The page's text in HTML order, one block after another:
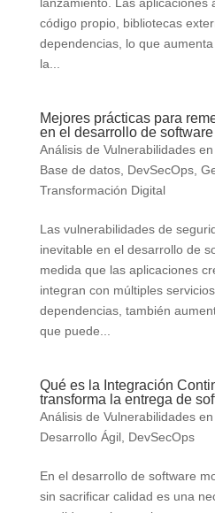
código propio, bibliotecas
dependencias, lo que
la...
Mejores prácticas para
en el desarrollo de software
Análisis de Vulnerabilidades
Base de datos, DevSecOps,
Transformación Digital
Las vulnerabilidades de
inevitable en el desarrollo de
medida que las aplicaciones
integran con múltiples
dependencias, también
que puede...
Qué es la Integración
transforma la entrega de
Análisis de Vulnerabilidades
Desarrollo Ágil, DevSecOps
En el desarrollo de software
sin sacrificar calidad es una